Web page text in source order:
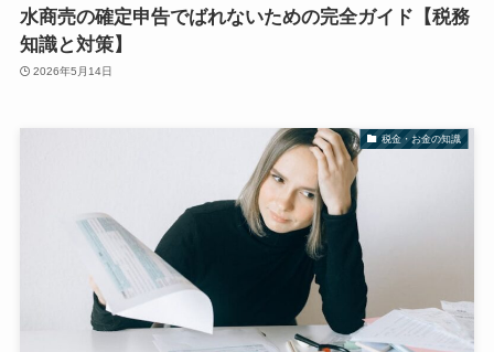
水商売の確定申告でばれないための完全ガイド【税務
知識と対策】
2026年5月14日
税金・お金の知識